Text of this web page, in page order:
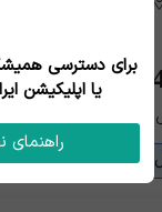
کننده
کردن
یا اپلیکیشن